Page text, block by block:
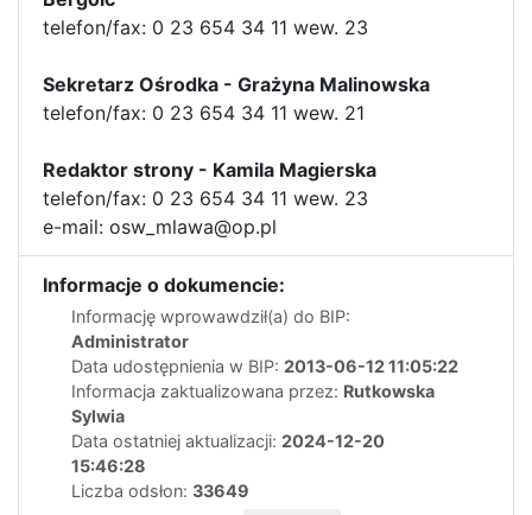
telefon/fax: 0 23 654 34 11 wew. 23
Sekretarz Ośrodka - Grażyna Malinowska
telefon/fax: 0 23 654 34 11 wew. 21
Redaktor strony - Kamila Magierska
telefon/fax: 0 23 654 34 11 wew. 23
e-mail: osw_mlawa@op.pl
Informacje o dokumencie:
Informację wprowawdził(a) do BIP:
Administrator
Data udostępnienia w BIP: 2013-06-12 11:05:22
Informacja zaktualizowana przez: Rutkowska
Sylwia
Data ostatniej aktualizacji: 2024-12-20
15:46:28
Liczba odsłon: 33649